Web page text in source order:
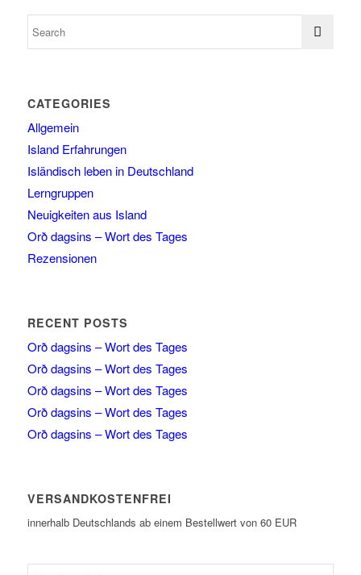
CATEGORIES
Allgemein
Island Erfahrungen
Isländisch leben in Deutschland
Lerngruppen
Neuigkeiten aus Island
Orð dagsins – Wort des Tages
Rezensionen
RECENT POSTS
Orð dagsins – Wort des Tages
Orð dagsins – Wort des Tages
Orð dagsins – Wort des Tages
Orð dagsins – Wort des Tages
Orð dagsins – Wort des Tages
VERSANDKOSTENFREI
innerhalb Deutschlands ab einem Bestellwert von 60 EUR